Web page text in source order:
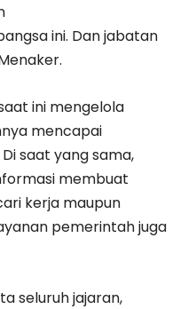
ini. Dan jabatan
ini mengelola
mencapai
saat yang sama,
membuat
kerja maupun
pemerintah juga
seluruh jajaran,